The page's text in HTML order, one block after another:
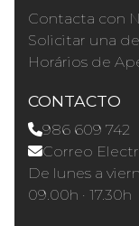
Contacta con
Solicitar una
Horários de
CONTACTO
986 609 742
Correo
De lunes a
09.00h · 17.30h